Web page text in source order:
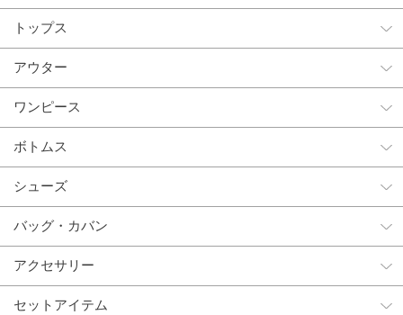
トップス
アウター
ワンピース
ボトムス
シューズ
バッグ・カバン
アクセサリー
セットアイテム